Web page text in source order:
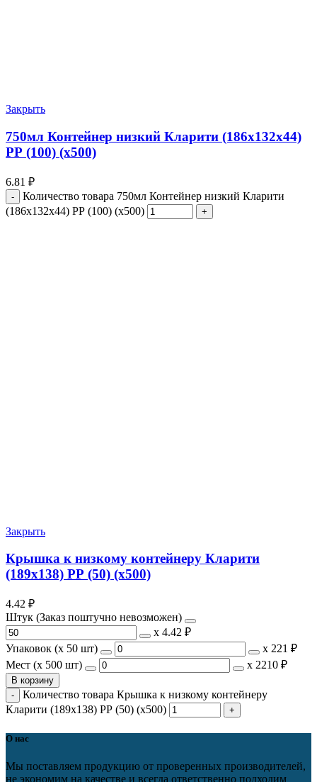
Закрыть
750мл Контейнер низкий Кларити (186х132х44)
РР (100) (х500)
6.81 ₽
Количество товара 750мл Контейнер низкий Кларити
(186х132х44) РР (100) (х500)
Закрыть
Крышка к низкому контейнеру Кларити
(189х138) РР (50) (х500)
4.42 ₽
Штук (Заказ поштучно невозможен)
х 4.42 ₽
Упаковок (x 50 шт)
х 221 ₽
Мест (x 500 шт)
х 2210 ₽
В корзину
Количество товара Крышка к низкому контейнеру
Кларити (189х138) РР (50) (х500)
О нас
Мы поставляем продукцию от проверенных производителей,
не экономим на качестве и всегда ответственно подходим